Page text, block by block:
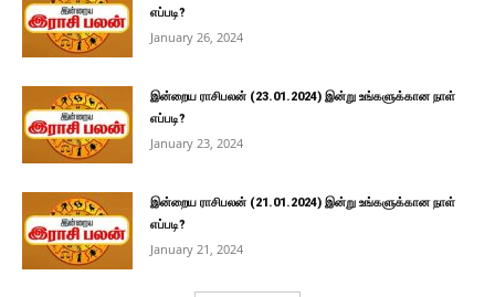
எப்படி?
January 26, 2024
இன்றைய ராசிபலன் (23.01.2024) இன்று உங்களுக்கான நாள்
எப்படி?
January 23, 2024
இன்றைய ராசிபலன் (21.01.2024) இன்று உங்களுக்கான நாள்
எப்படி?
January 21, 2024